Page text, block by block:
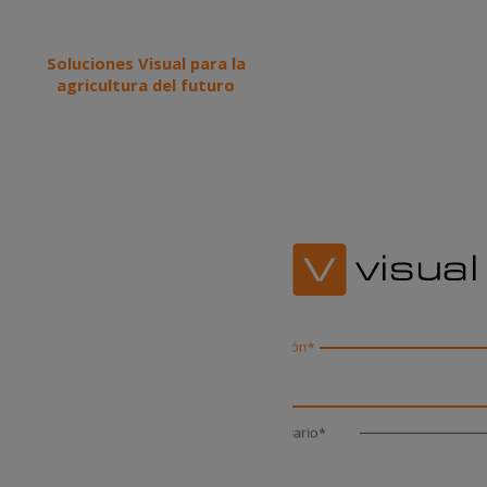
Soluciones Visual para la
agricultura del futuro
Organización
Email / Usuario